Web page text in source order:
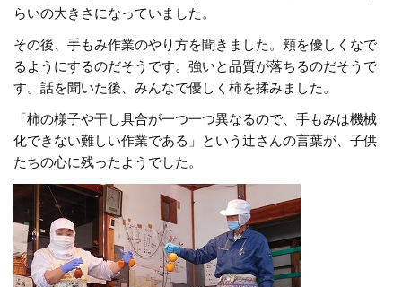
らいの大きさになっていました。
その後、手もみ作業のやり方を聞きました。頬を優しくなで
るようにするのだそうです。強いと品質が落ちるのだそうで
す。話を聞いた後、みんなで優しく柿を揉みました。
「柿の様子や干し具合が一つ一つ異なるので、手もみは機械
化できない難しい作業である」という辻さんの言葉が、子供
たちの心に残ったようでした。